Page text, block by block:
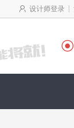
设计师登录
